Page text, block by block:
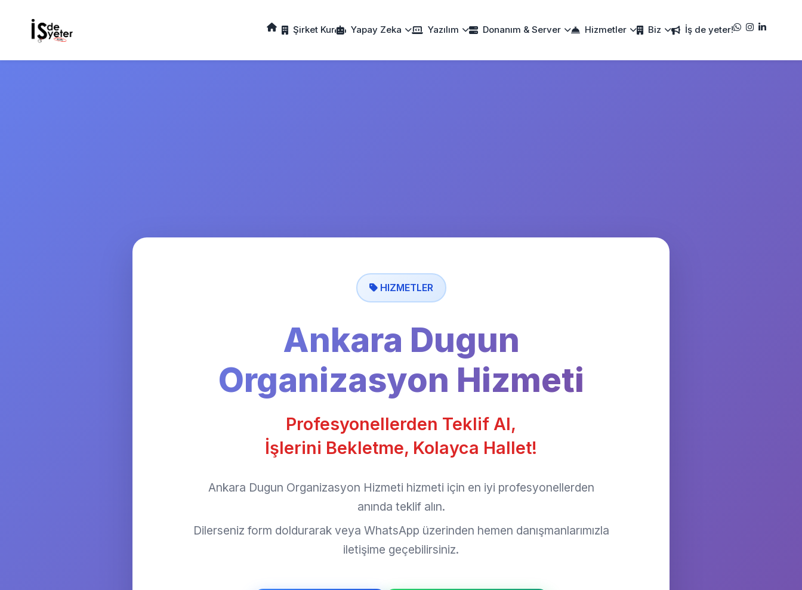
Şirket Kur Yapay Zeka Yazılım Donanım & Server Hizmetler Biz İş de yeter!
HIZMETLER
Ankara Dugun
Organizasyon Hizmeti
Profesyonellerden Teklif Al,
İşlerini Bekletme, Kolayca Hallet!
Ankara Dugun Organizasyon Hizmeti hizmeti için en iyi profesyonellerden
anında teklif alın.
Dilerseniz form doldurarak veya WhatsApp üzerinden hemen danışmanlarımızla
iletişime geçebilirsiniz.